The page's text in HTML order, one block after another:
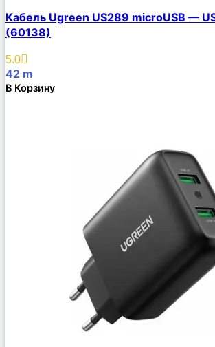
Описание
Избранное
Кабель Ugreen US289 microUSB —
(60138)
5.0
42 m
В Корзину